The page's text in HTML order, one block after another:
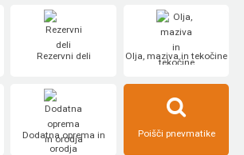
Rezervni deli Olja, maziva in tekočine
Dodatna oprema in
orodja
Poišči pnevmatike